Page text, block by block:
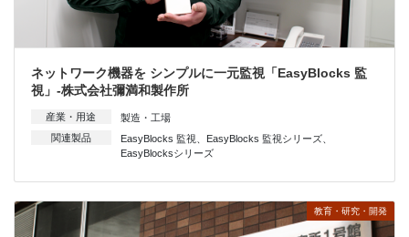
ネットワーク機器を シンプルに一元監視「EasyBlocks 監
視」-株式会社彌満和製作所
産業・用途
製造・工場
関連製品
EasyBlocks 監視 EasyBlocks 監視シリーズ、
EasyBlocksシリーズ
教育・研究・開発